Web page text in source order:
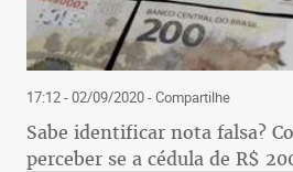
17:12 - 02/09/2020- Compartilhe
Sabe identificar nota falsa?
perceber se a cédula de R$